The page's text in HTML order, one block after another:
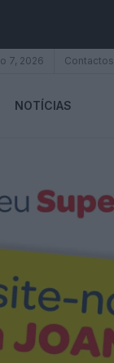
7, 2026 Contactos
NOTÍCIAS